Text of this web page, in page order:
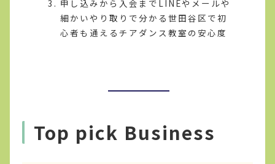
申し込みから入会までLINEやメールや
細かいやり取りで分かる世田谷区で初
心者も通えるチアダンス教室の安心度
Top pick Business